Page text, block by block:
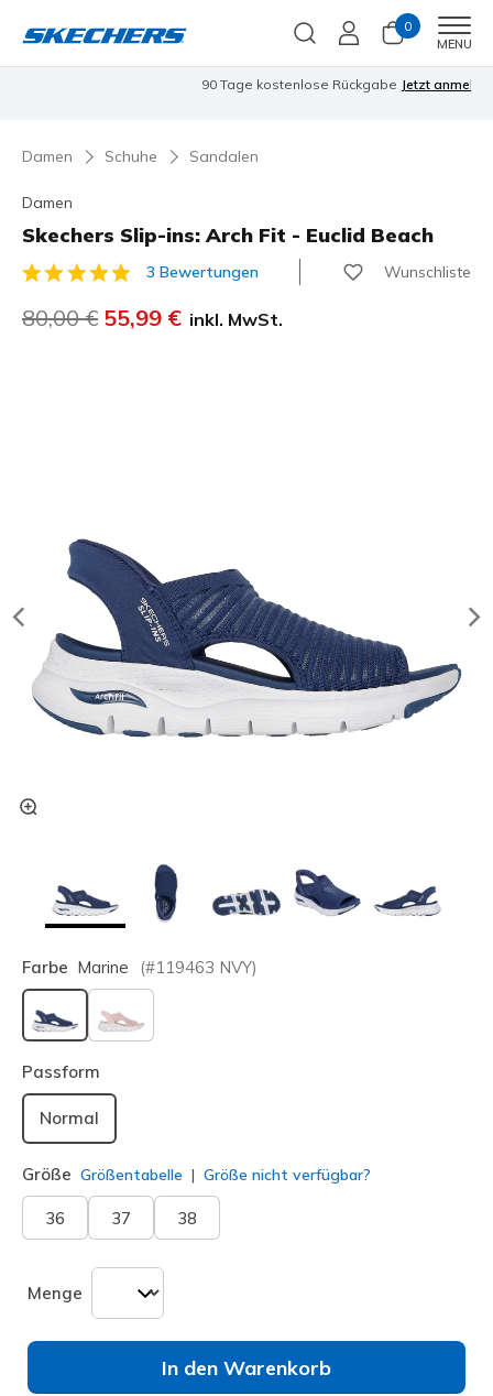
0
MENU
90 Tage kostenlose RückgabeJetzt anmelden
Damen Schuhe Sandalen
Damen
Skechers Slip-ins: Arch Fit - Euclid Beach
3,1 von 5 Kundenbewertungen
3 Bewertungen Wunschliste
Reduziert von
80,00 € auf
55,99 € inkl. MwSt.
Farbe Marine (#119463 NVY)
ausgewählt
Passform
Normal
Größe Größentabelle Größe nicht verfügbar?
36 37 38
Menge
In den Warenkorb